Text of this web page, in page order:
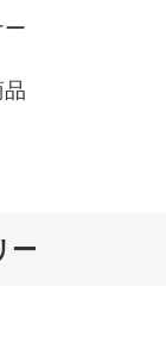
ー
ー